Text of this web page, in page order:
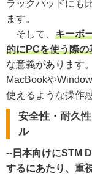
ラックパッドにも
ます。
そして、 キーボ
的にPCを使う際
な意義があります
MacBookや
使えるような操作
安全性・耐久
ル
--日本向けにSTM
するにあたり、重